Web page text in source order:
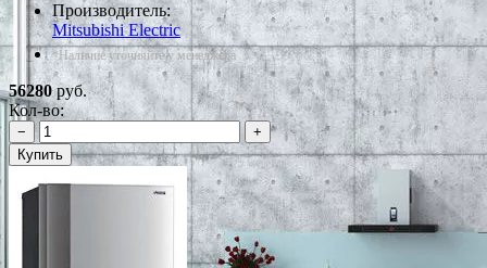
Производитель:
Mitsubishi Electric
*Наличие уточняйте у менеджера
56280руб.
Кол-во:
−
+
Купить